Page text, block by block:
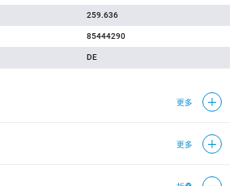
259.636
85444290
DE
更多
更多